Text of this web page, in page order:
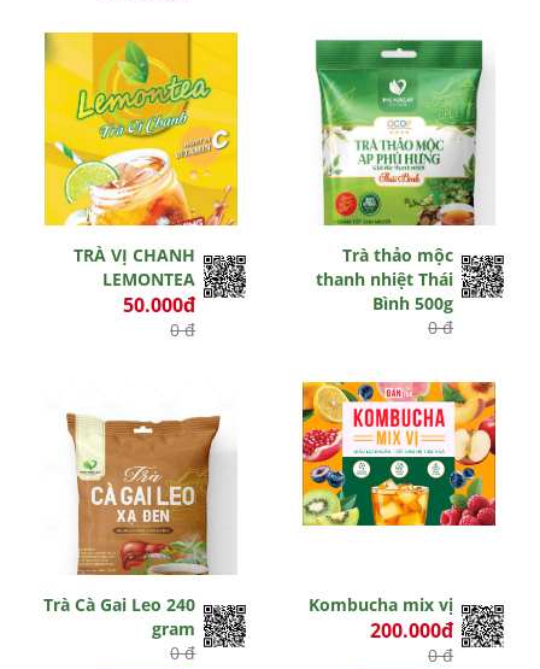
TRÀ VỊ CHANH
LEMONTEA
50.000đ
0 đ
Trà thảo mộc
thanh nhiệt Thái
Bình 500g
0 đ
Trà Cà Gai Leo 240
gram
0 đ
Kombucha mix vị
200.000đ
0 đ